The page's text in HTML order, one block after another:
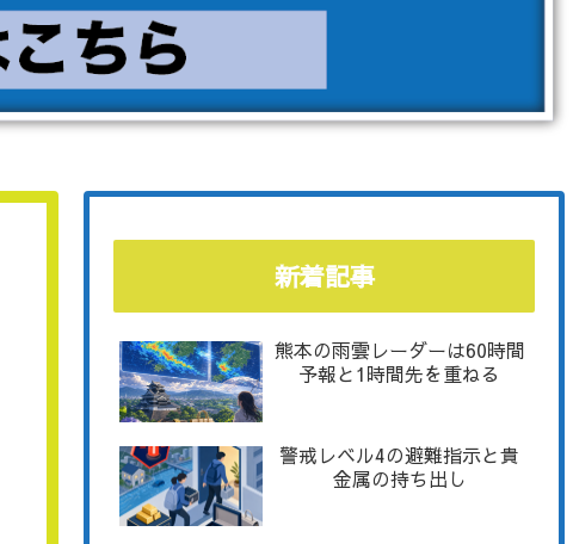
新着記事
熊本の雨雲レーダーは60時間
予報と1時間先を重ねる
警戒レベル4の避難指示と貴
金属の持ち出し